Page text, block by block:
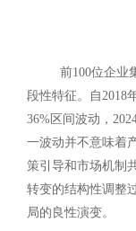
前100位企业
段性特征。自2018
36%区间波动，
一波动并不意味着
策引导和市场机制
转变的结构性调整
局的良性演变。